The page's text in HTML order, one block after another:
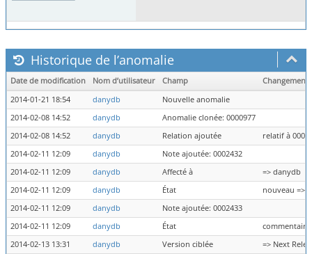
Historique de l’anomalie
Date de modification Nom d’utilisateur Champ
Changement
2014-01-21 18:54
danydb
Nouvelle anomalie
2014-02-08 14:52
danydb
Anomalie clonée: 0000977
2014-02-08 14:52
danydb Relation ajoutée
relatif à
2014-02-11 12:09
danydb
Note ajoutée: 0002432
2014-02-11 12:09
danydb Affecté à
=> danydb
2014-02-11 12:09
danydb État
nouveau =>
2014-02-11 12:09
danydb
Note ajoutée: 0002433
2014-02-11 12:09
danydb État
commentaire
2014-02-13 13:31
danydb Version ciblée => Next